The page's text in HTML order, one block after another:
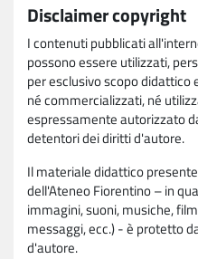
Disclaimer copyright
I contenuti pubblicati
possono essere utilizzati,
per esclusivo scopo didattico
né commercializzati, né
espressamente autorizzato
detentori dei diritti d'autore.
Il materiale didattico
dell'Ateneo Fiorentino – in
immagini, suoni, musiche,
messaggi, ecc.) - è protetto
d'autore.